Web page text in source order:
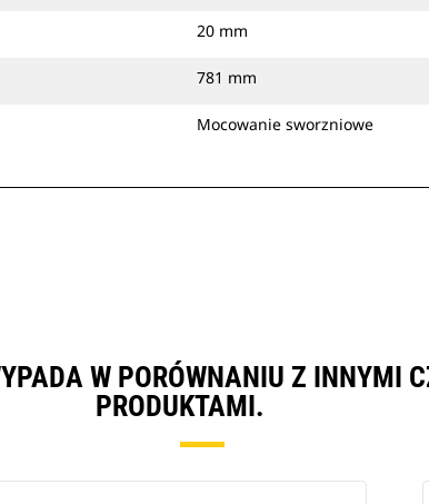
20 mm
781 mm
Mocowanie sworzniowe
W PORÓWNANIU Z INNYMI
PRODUKTAMI.